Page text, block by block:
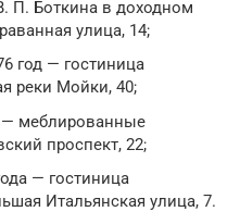
П. Боткина в доходном
улица, 14;
год — гостиница
реки Мойки, 40;
меблированные
проспект, 22;
— гостиница
Итальянская улица, 7.